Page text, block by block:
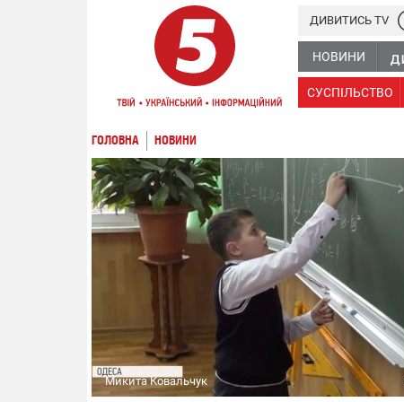
НОВИНИ
СУСПІЛЬСТВО
ДИВИТИСЬ TV
ГОЛОВНА НОВИНИ
Микита Ковальчук